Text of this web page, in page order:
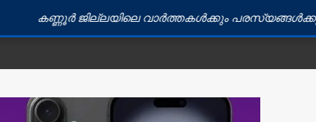
ജില്ലയിലെ വാർത്തകൾക്കും പരസ്യങ്ങൾക്കും